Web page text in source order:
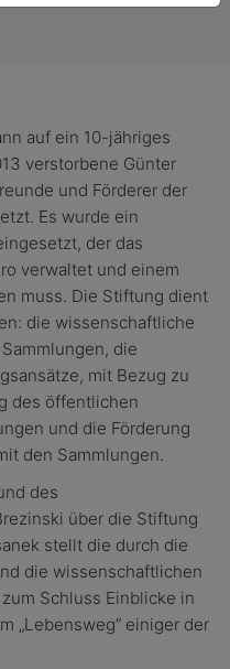
auf ein 10-jähriges
verstorbene Günter
und Förderer der
Es wurde ein
der das
verwaltet und einem
muss. Die Stiftung dient
die wissenschaftliche
die
mit Bezug zu
des öffentlichen
und die Förderung
den Sammlungen.
des
über die Stiftung
stellt die durch die
die wissenschaftlichen
Schluss Einblicke in
„Lebensweg“ einiger der